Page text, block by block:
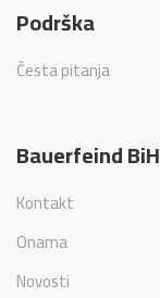
Podrška
Česta pitanja
Bauerfeind BiH
Kontakt
Onama
Novosti